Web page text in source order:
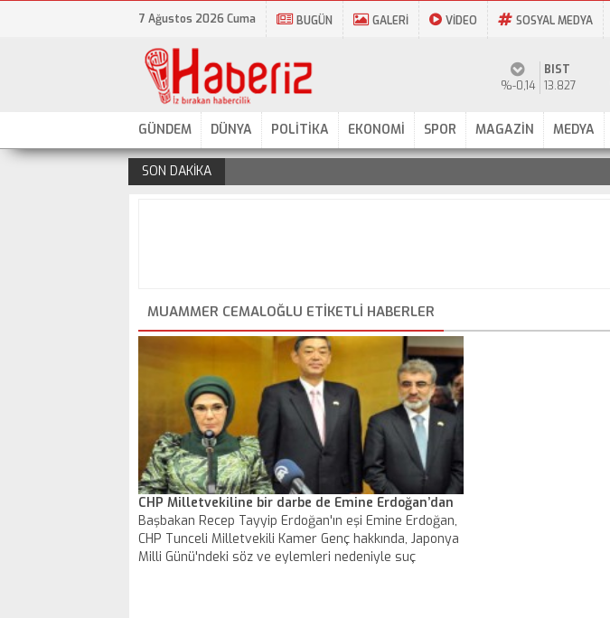
7 Ağustos 2026 Cuma BUGÜN GALERİ VİDEO SOSYAL MEDYA
%-0,14
BIST
13.827
GÜNDEM DÜNYA POLİTİKA EKONOMİ SPOR MAGAZİN MEDYA
SON DAKİKA
MUAMMER CEMALOĞLU ETIKETLI HABERLER
CHP Milletvekiline bir darbe de Emine Erdoğan’dan
Başbakan Recep Tayyip Erdoğan'ın eşi Emine Erdoğan,
CHP Tunceli Milletvekili Kamer Genç hakkında, Japonya
Milli Günü'ndeki söz ve eylemleri nedeniyle suç